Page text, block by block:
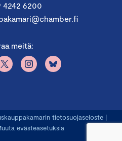
4242 6200
meitä:
tietosuojaseloste |
evästeasetuksia